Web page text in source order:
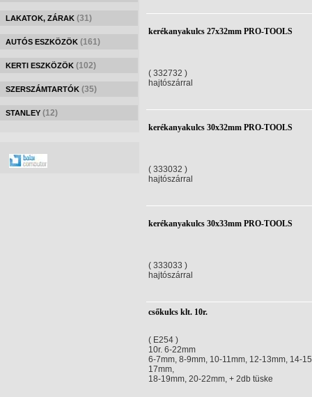
LAKATOK, ZÁRAK (31)
AUTÓS ESZKÖZÖK (161)
KERTI ESZKÖZÖK (102)
SZERSZÁMTARTÓK (35)
STANLEY (12)
kerékanyakulcs 27x32mm PRO-TOOLS
( 332732 )
hajtószárral
kerékanyakulcs 30x32mm PRO-TOOLS
( 333032 )
hajtószárral
kerékanyakulcs 30x33mm PRO-TOOLS
( 333033 )
hajtószárral
csőkulcs klt. 10r.
( E254 )
10r. 6-22mm
6-7mm, 8-9mm, 10-11mm, 12-13mm, 14-
17mm,
18-19mm, 20-22mm, + 2db tüske